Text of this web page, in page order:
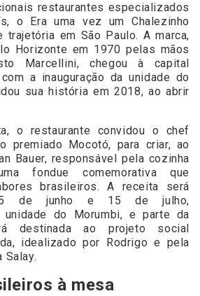
restaurantes especializados
o Era uma vez um Chalezinho
trajetória em São Paulo. A marca,
Horizonte em 1970 pelas mãos
Marcellini, chegou à capital
a inauguração da unidade do
sua história em 2018, ao abrir
o restaurante convidou o chef
premiado Mocotó, para criar, ao
Bauer, responsável pela cozinha
fondue comemorativa que
brasileiros. A receita será
de junho e 15 de julho,
unidade do Morumbi, e parte da
destinada ao projeto social
idealizado por Rodrigo e pela
Salay.
à mesa